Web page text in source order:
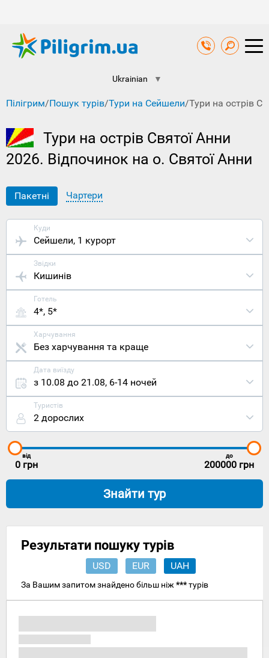
Ukrainian ▼
Пілігрим/Пошук турів/Тури на Сейшели/Тури на острів
Тури на острів Святої Анни
2026. Відпочинок на о. Святої Анни
Пакетні Чартери
Куди
Сейшели, 1 курорт
Звідки
Кишинів
Готель
4*, 5*
Харчування
Без харчування та краще
Дата виїзду
з 10.08 до 21.08, 6-14 ночей
Туристів
2 дорослих
від
0 грн
до
200000 грн
Знайти тур
Результати пошуку турів
USD EUR UAH
За Вашим запитом знайдено більш ніж ***турів